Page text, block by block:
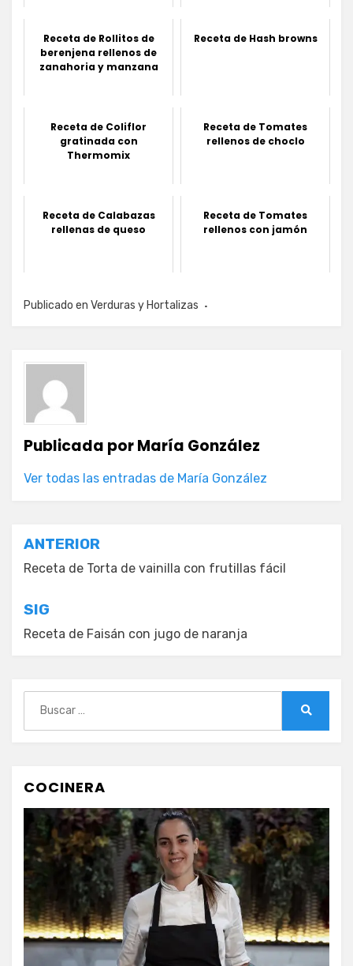
Receta de Rollitos de
berenjena rellenos de
zanahoria y manzana
Receta de Hash browns
Receta de Coliflor
gratinada con
Thermomix
Receta de Tomates
rellenos de choclo
Receta de Calabazas
rellenas de queso
Receta de Tomates
rellenos con jamón
Publicado en Verduras y Hortalizas
Publicada porMaría González
Ver todas las entradas de María González
Navegación
de
entradas
ANTERIOR
Receta de Torta de vainilla con frutillas fácil
SIG
Receta de Faisán con jugo de naranja
COCINERA